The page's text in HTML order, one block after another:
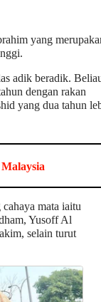
yang
adik beradik.
dengan rakan
yang dua tahun
mata iaitu
Yusoff Al
selain turut